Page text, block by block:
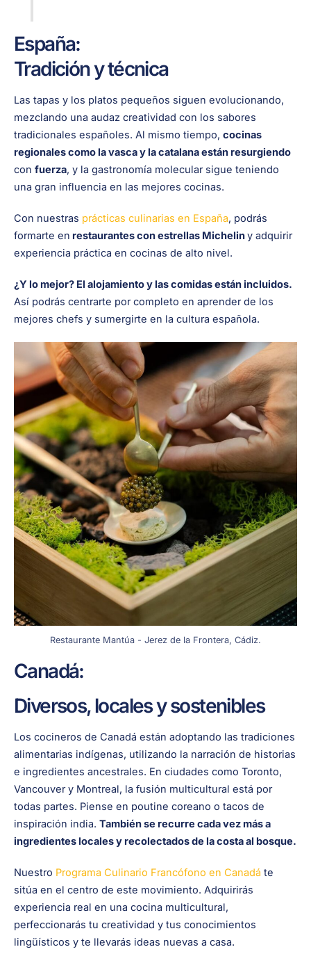
España:
Tradición y técnica
Las tapas y los platos pequeños siguen evolucionando,
mezclando una audaz creatividad con los sabores
tradicionales españoles. Al mismo tiempo, cocinas
regionales como la vasca y la catalana están resurgiendo
con fuerza, y la gastronomía molecular sigue teniendo
una gran influencia en las mejores cocinas.
Con nuestras prácticas culinarias en España, podrás
formarte en restaurantes con estrellas Micheliny adquirir
experiencia práctica en cocinas de alto nivel.
¿Y lo mejor? El alojamiento y las comidas están incluidos.
Así podrás centrarte por completo en aprender de los
mejores chefs y sumergirte en la cultura española.
Restaurante Mantúa - Jerez de la Frontera, Cádiz.
Canadá:
Diversos, locales y sostenibles
Los cocineros de Canadá están adoptando las tradiciones
alimentarias indígenas, utilizando la narración de historias
e ingredientes ancestrales. En ciudades como Toronto,
Vancouver y Montreal, la fusión multicultural está por
todas partes. Piense en poutine coreano o tacos de
inspiración india. También se recurre cada vez más a
ingredientes locales y recolectados de la costa al bosque.
Nuestro Programa Culinario Francófono en Canadá te
sitúa en el centro de este movimiento. Adquirirás
experiencia real en una cocina multicultural,
perfeccionarás tu creatividad y tus conocimientos
lingüísticos y te llevarás ideas nuevas a casa.